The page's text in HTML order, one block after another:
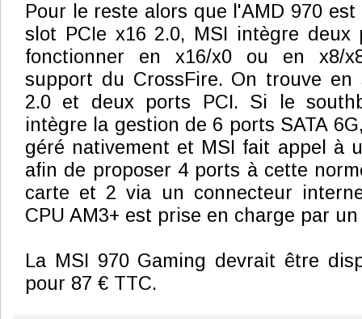
Pour le reste alors que l'AMD 970
slot PCIe x16 2.0, MSI intègre deux
fonctionner en x16/x0 ou en x8/
support du CrossFire. On trouve
2.0 et deux ports PCI. Si le
intègre la gestion de 6 ports SATA
géré nativement et MSI fait appel à
afin de proposer 4 ports à cette
carte et 2 via un connecteur
CPU AM3+ est prise en charge par
La MSI 970 Gaming devrait être
pour 87 € TTC.